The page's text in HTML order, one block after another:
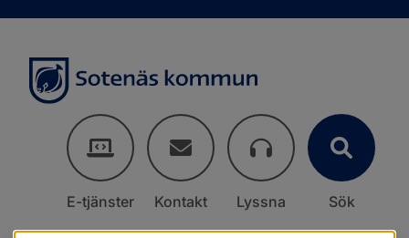
E-tjänster Kontakt Lyssna Sök